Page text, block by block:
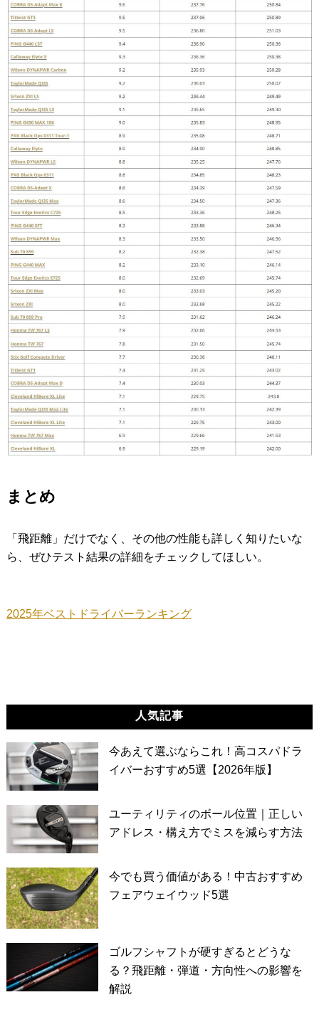
まとめ
「飛距離」だけでなく、その他の性能も詳しく知りたいな
ら、ぜひテスト結果の詳細をチェックしてほしい。
2025年ベストドライバーランキング
人気記事
今あえて選ぶならこれ！高コスパドラ
イバーおすすめ5選【2026年版】
ユーティリティのボール位置｜正しい
アドレス・構え方でミスを減らす方法
今でも買う価値がある！中古おすすめ
フェアウェイウッド5選
ゴルフシャフトが硬すぎるとどうな
る？飛距離・弾道・方向性への影響を
解説